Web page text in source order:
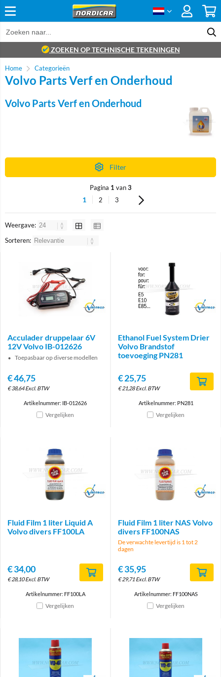
ZOEKEN OP TECHNISCHE TEKENINGEN
Home Categorieën
Volvo Parts Verf en Onderhoud
Volvo Parts Verf en Onderhoud
Filter
Pagina 1 van3
1 2 3
Weergave:
Sorteren:
Brand
Acculader druppelaar 6V
12V Volvo IB-012626
Toepasbaar op diverse modellen
€46,75
€38,64 Excl. BTW
Artikelnummer: IB-012626
Vergelijken
Brand
Ethanol Fuel System Drier
Volvo Brandstof
toevoeging PN281
€25,75
€21,28 Excl. BTW
Artikelnummer: PN281
Vergelijken
Brand
Fluid Film 1 liter Liquid A
Volvo divers FF100LA
€34,00
€28,10 Excl. BTW
Artikelnummer: FF100LA
Vergelijken
Brand
Fluid Film 1 liter NAS Volvo
divers FF100NAS
De verwachte levertijd is 1 tot 2
dagen
€35,95
€29,71 Excl. BTW
Artikelnummer: FF100NAS
Vergelijken